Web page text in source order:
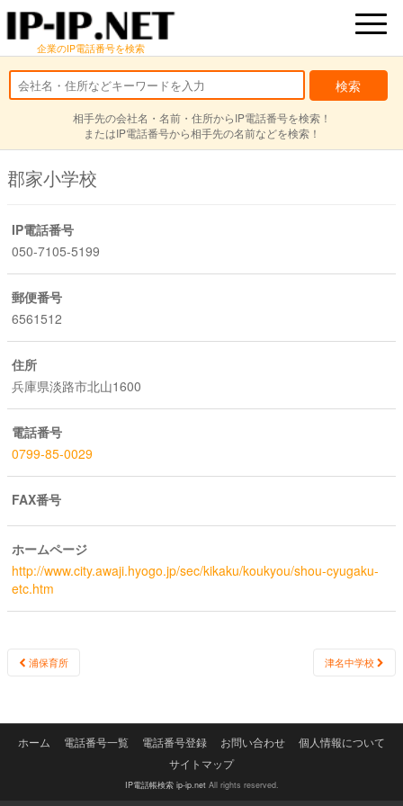
企業のIP電話番号を検索
相手先の会社名・名前・住所からIP電話番号を検索！
またはIP電話番号から相手先の名前などを検索！
郡家小学校
IP電話番号
050-7105-5199
郵便番号
6561512
住所
兵庫県淡路市北山1600
電話番号
0799-85-0029
FAX番号
ホームページ
http://www.city.awaji.hyogo.jp/sec/kikaku/koukyou/shou-cyugaku-
etc.htm
Post
浦保育所 津名中学校
ホーム 電話番号一覧 電話番号登録 お問い合わせ
個人情報について
サイトマップ
IP電話帳検索 ip-ip.netAll rights reserved.